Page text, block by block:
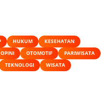
HUKUM
KESEHATAN
OPINI OTOMOTIF
PARIWISATA
TEKNOLOGI
WISATA